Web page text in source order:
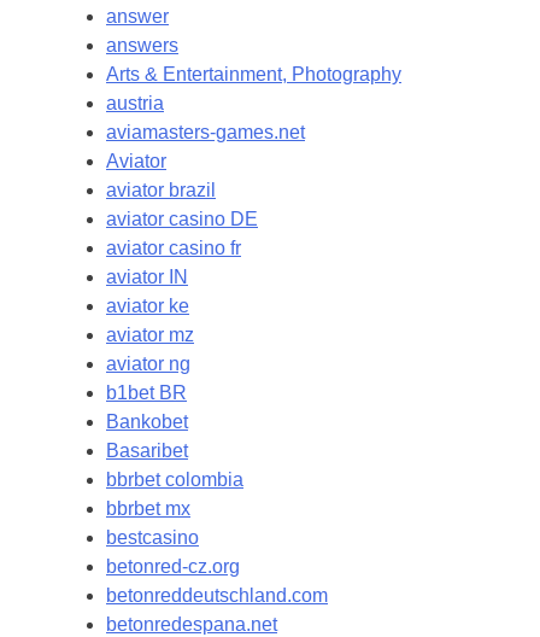
answer
answers
Arts & Entertainment, Photography
austria
aviamasters-games.net
Aviator
aviator brazil
aviator casino DE
aviator casino fr
aviator IN
aviator ke
aviator mz
aviator ng
b1bet BR
Bankobet
Basaribet
bbrbet colombia
bbrbet mx
bestcasino
betonred-cz.org
betonreddeutschland.com
betonredespana.net